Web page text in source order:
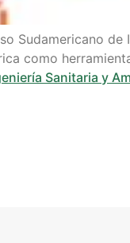
Sudamericano de
como
Sanitaria y